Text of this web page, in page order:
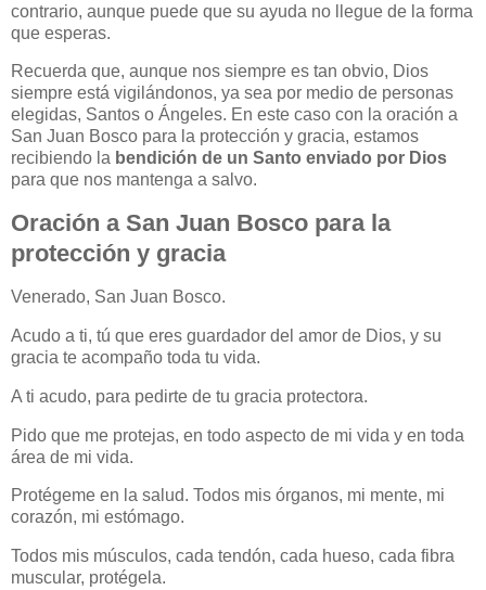
contrario, aunque puede que su ayuda no llegue de la forma
que esperas.
Recuerda que, aunque nos siempre es tan obvio, Dios
siempre está vigilándonos, ya sea por medio de personas
elegidas, Santos o Ángeles. En este caso con la oración a
San Juan Bosco para la protección y gracia, estamos
recibiendo la bendición de un Santo enviado por Dios
para que nos mantenga a salvo.
Oración a San Juan Bosco para la
protección y gracia
Venerado, San Juan Bosco.
Acudo a ti, tú que eres guardador del amor de Dios, y su
gracia te acompaño toda tu vida.
A ti acudo, para pedirte de tu gracia protectora.
Pido que me protejas, en todo aspecto de mi vida y en toda
área de mi vida.
Protégeme en la salud. Todos mis órganos, mi mente, mi
corazón, mi estómago.
Todos mis músculos, cada tendón, cada hueso, cada fibra
muscular, protégela.